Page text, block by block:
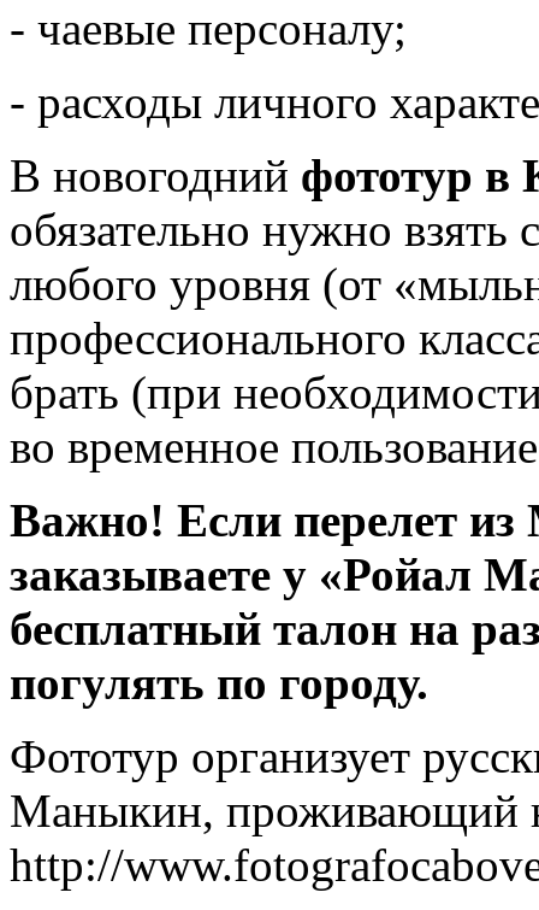
- чаевые персоналу;
- расходы личного
В новогодний фототур в
обязательно нужно
любого уровня (от
профессионального
брать (при
во временное
Важно! Если перелет
заказываете у «Ройал
бесплатный талон на
погулять по городу.
Фототур организует
Маныкин, проживающий
http://